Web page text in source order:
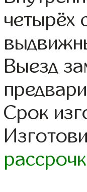
четырёх
Выезд
Срок